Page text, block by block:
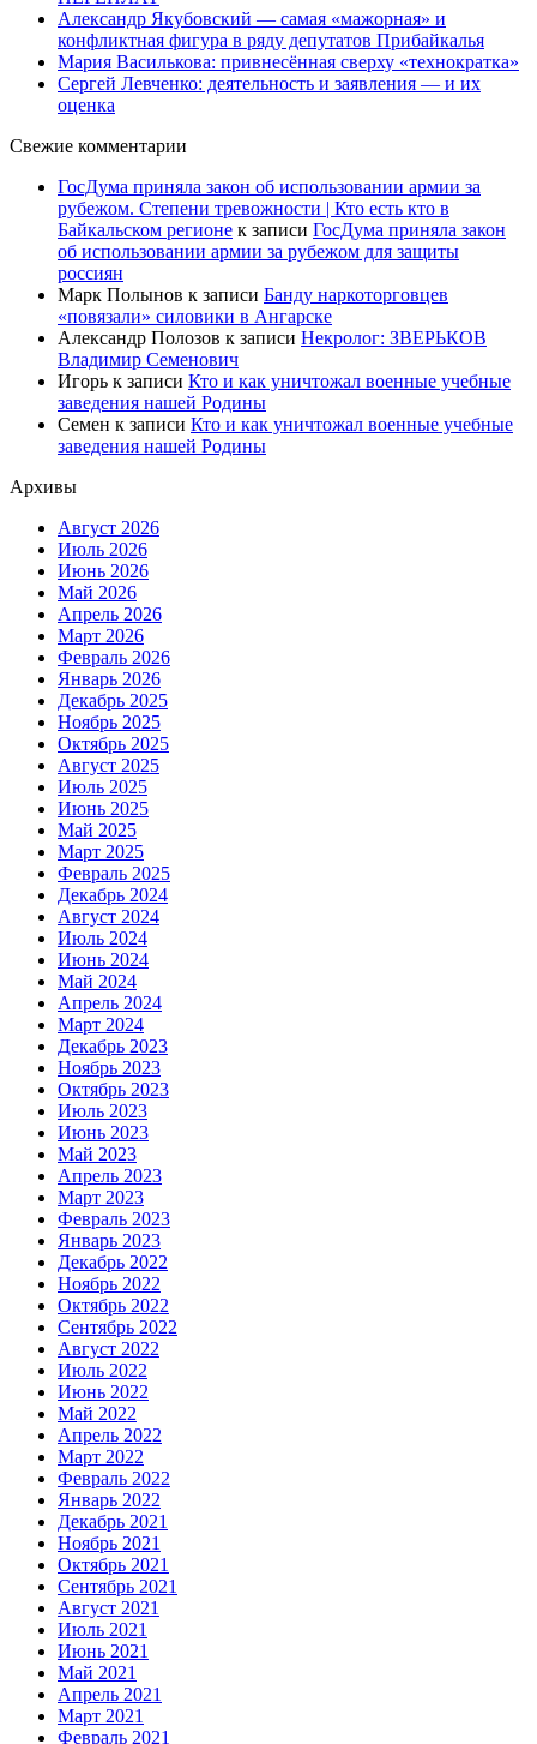
Александр Якубовский — самая «мажорная» и
конфликтная фигура в ряду депутатов Прибайкалья
Мария Василькова: привнесённая сверху «технократка»
Сергей Левченко: деятельность и заявления — и их
оценка
Свежие комментарии
ГосДума приняла закон об использовании армии за
рубежом. Степени тревожности | Кто есть кто в
Байкальском регионе к записи ГосДума приняла закон
об использовании армии за рубежом для защиты
россиян
Марк Полынов к записи Банду наркоторговцев
«повязали» силовики в Ангарске
Александр Полозов к записи Некролог: ЗВЕРЬКОВ
Владимир Семенович
Игорь к записи Кто и как уничтожал военные учебные
заведения нашей Родины
Семен к записи Кто и как уничтожал военные учебные
заведения нашей Родины
Архивы
Август 2026
Июль 2026
Июнь 2026
Май 2026
Апрель 2026
Март 2026
Февраль 2026
Январь 2026
Декабрь 2025
Ноябрь 2025
Октябрь 2025
Август 2025
Июль 2025
Июнь 2025
Май 2025
Март 2025
Февраль 2025
Декабрь 2024
Август 2024
Июль 2024
Июнь 2024
Май 2024
Апрель 2024
Март 2024
Декабрь 2023
Ноябрь 2023
Октябрь 2023
Июль 2023
Июнь 2023
Май 2023
Апрель 2023
Март 2023
Февраль 2023
Январь 2023
Декабрь 2022
Ноябрь 2022
Октябрь 2022
Сентябрь 2022
Август 2022
Июль 2022
Июнь 2022
Май 2022
Апрель 2022
Март 2022
Февраль 2022
Январь 2022
Декабрь 2021
Ноябрь 2021
Октябрь 2021
Сентябрь 2021
Август 2021
Июль 2021
Июнь 2021
Май 2021
Апрель 2021
Март 2021
Февраль 2021